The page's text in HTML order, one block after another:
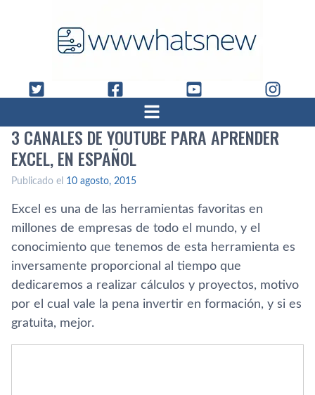
3 CANALES DE YOUTUBE PARA APRENDER
EXCEL, EN ESPAÑOL
Publicado el 10 agosto, 2015
Excel es una de las herramientas favoritas en
millones de empresas de todo el mundo, y el
conocimiento que tenemos de esta herramienta es
inversamente proporcional al tiempo que
dedicaremos a realizar cálculos y proyectos, motivo
por el cual vale la pena invertir en formación, y si es
gratuita, mejor.